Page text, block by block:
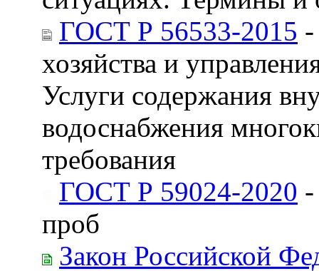
ГОСТ Р 56533-2015
хозяйства и
Услуги содержания
водоснабжения
требования
ГОСТ Р 59024-2020
проб
Закон Российской